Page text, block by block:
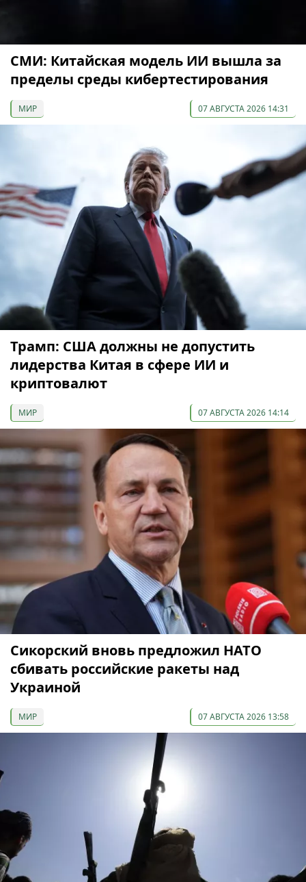
СМИ: Китайская модель ИИ вышла за
пределы среды кибертестирования
МИР 07 АВГУСТА 2026 14:31
Трамп: США должны не допустить
лидерства Китая в сфере ИИ и
криптовалют
МИР 07 АВГУСТА 2026 14:14
Сикорский вновь предложил НАТО
сбивать российские ракеты над
Украиной
МИР 07 АВГУСТА 2026 13:58